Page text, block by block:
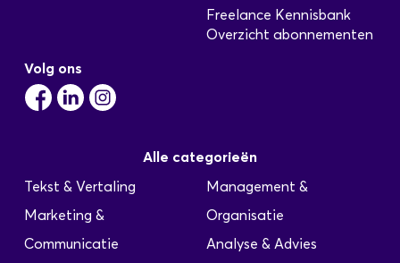
het Microsoft .Net platform. Hoofdtaken:
Ontwikkelen en aanpassen van applicaties
Builds Ontwikkelen en aanpassen van…
C# ontwikkelaar (6764)
Vacaturenummer: 6764 Locatie / standplaats:
Schiphol Bedrijfsprofiel: Van Oranje is een
personeelsintermediair, gespecialiseerd in het
Freelance Kennisbank
Overzicht abonnementen
Volg ons
Alle categorieën
Tekst & Vertaling
Marketing &
Communicatie
Management &
Organisatie
Analyse & Advies